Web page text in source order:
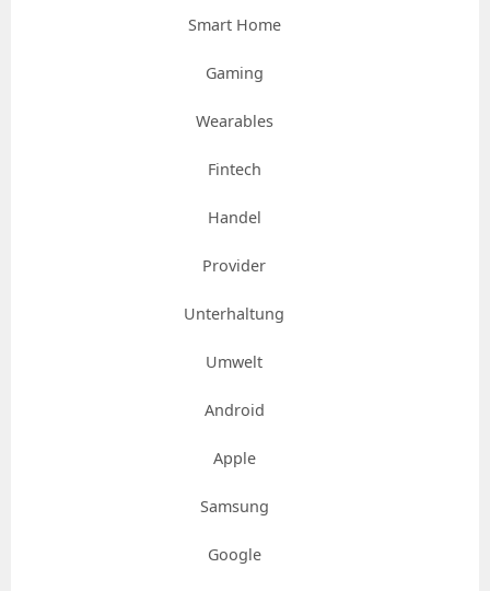
Smart Home
Gaming
Wearables
Fintech
Handel
Provider
Unterhaltung
Umwelt
Android
Apple
Samsung
Google